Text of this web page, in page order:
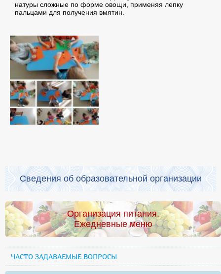
натуры сложные по форме овощи, применяя лепку
пальцами для получения вмятин.
Сведения об образовательной организации
Организация питания.
Ежедневные меню
ЧАСТО ЗАДАВАЕМЫЕ ВОПРОСЫ